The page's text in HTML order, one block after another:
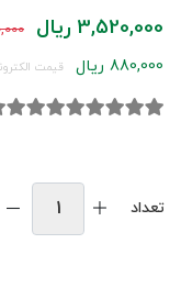
3,520,000 ریال
880,000 ریال قیمت
تعداد